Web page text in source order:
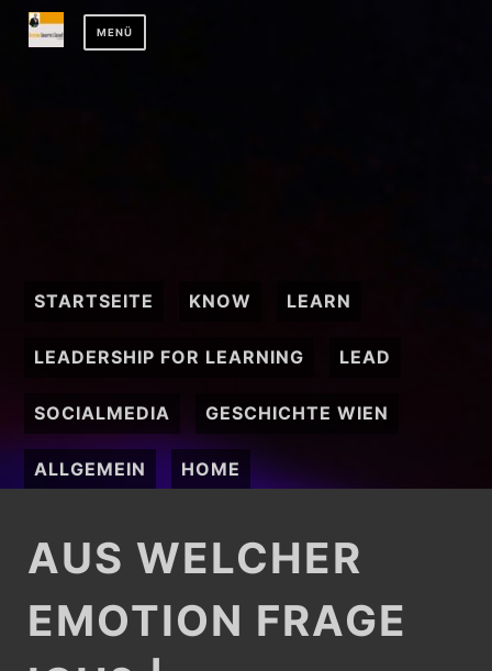
Zum
Inhalt
MENÜ
STARTSEITE KNOW LEARN
LEADERSHIP FOR LEARNING LEAD
SOCIALMEDIA GESCHICHTE WIEN
ALLGEMEIN HOME
AUS WELCHER
EMOTION FRAGE